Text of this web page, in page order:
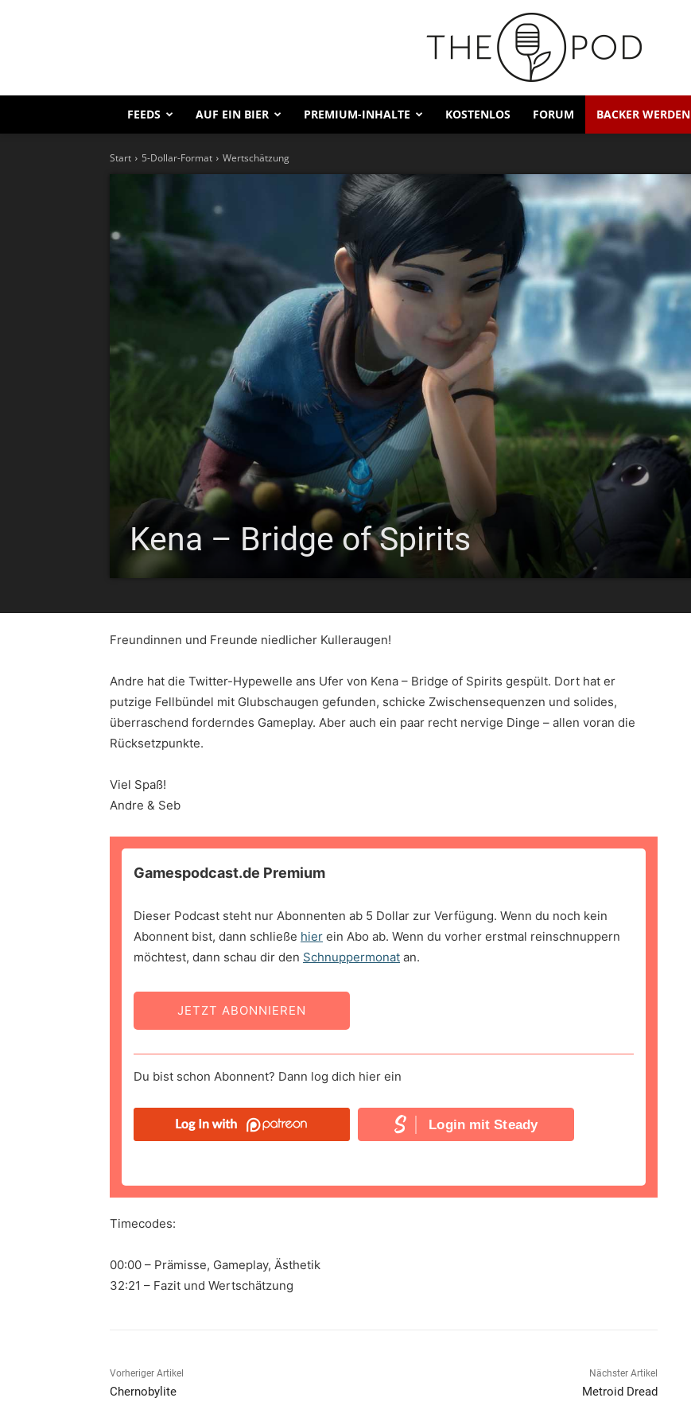
FEEDS AUF EIN BIER PREMIUM-INHALTE KOSTENLOS FORUM BACKER WERDEN
Start 5-Dollar-Format Wertschätzung
Kena – Bridge of Spirits
Freundinnen und Freunde niedlicher Kulleraugen!
Andre hat die Twitter-Hypewelle ans Ufer von Kena – Bridge of Spirits gespült. Dort hat er
putzige Fellbündel mit Glubschaugen gefunden, schicke Zwischensequenzen und solides,
überraschend forderndes Gameplay. Aber auch ein paar recht nervige Dinge – allen voran die
Rücksetzpunkte.
Viel Spaß!
Andre & Seb
Gamespodcast.de Premium
Dieser Podcast steht nur Abonnenten ab 5 Dollar zur Verfügung. Wenn du noch kein
Abonnent bist, dann schließe hier ein Abo ab. Wenn du vorher erstmal reinschnuppern
möchtest, dann schau dir den Schnuppermonat an.
JETZT ABONNIEREN
Du bist schon Abonnent? Dann log dich hier ein
Login mit Steady
Timecodes:
00:00 – Prämisse, Gameplay, Ästhetik
32:21 – Fazit und Wertschätzung
Vorheriger Artikel
Chernobylite
Nächster Artikel
Metroid Dread